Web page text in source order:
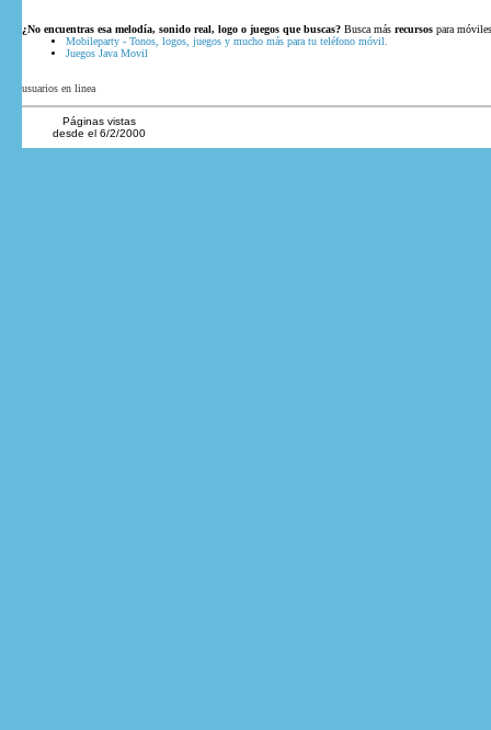
¿No encuentras esa melodía, sonido real, logo o juegos que buscas? Busca más recursos para
Mobileparty - Tonos, logos, juegos y mucho más para tu teléfono móvil.
Juegos Java Movil
usuarios en linea
Páginas vistas
desde el 6/2/2000